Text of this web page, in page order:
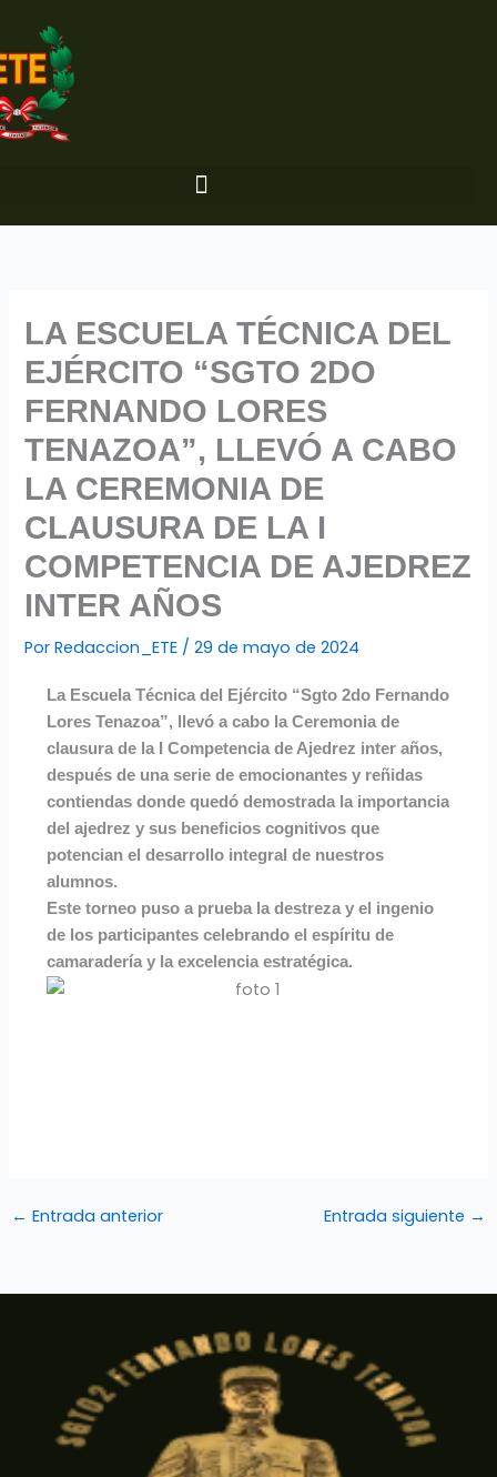
contenido
LA ESCUELA TÉCNICA DEL
EJÉRCITO “SGTO 2DO
FERNANDO LORES
TENAZOA”, LLEVÓ A CABO
LA CEREMONIA DE
CLAUSURA DE LA I
COMPETENCIA DE AJEDREZ
INTER AÑOS
PorRedaccion_ETE /29 de mayo de 2024
La Escuela Técnica del Ejército “Sgto 2do Fernando
Lores Tenazoa”, llevó a cabo la Ceremonia de
clausura de la I Competencia de Ajedrez inter años,
después de una serie de emocionantes y reñidas
contiendas donde quedó demostrada la importancia
del ajedrez y sus beneficios cognitivos que
potencian el desarrollo integral de nuestros
alumnos.
Este torneo puso a prueba la destreza y el ingenio
de los participantes celebrando el espíritu de
camaradería y la excelencia estratégica.
← Entrada anterior Entrada siguiente →